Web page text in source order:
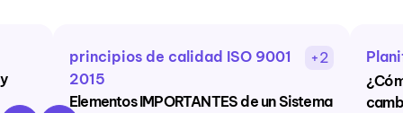
principios de calidad ISO 9001
2015
+2
Elementos IMPORTANTES de un Sistema